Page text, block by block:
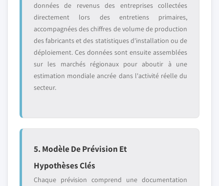
données de revenus des entreprises collectées
directement lors des entretiens primaires,
accompagnées des chiffres de volume de production
des fabricants et des statistiques d'installation ou de
déploiement. Ces données sont ensuite assemblées
sur les marchés régionaux pour aboutir à une
estimation mondiale ancrée dans l'activité réelle du
secteur.
5. Modèle De Prévision Et
Hypothèses Clés
Chaque prévision comprend une documentation